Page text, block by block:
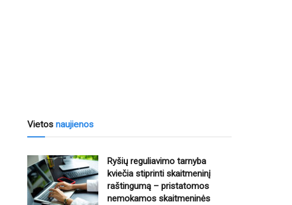
Vietos naujienos
Ryšių reguliavimo tarnyba
kviečia stiprinti skaitmeninį
raštingumą – pristatomos
nemokamos skaitmeninės